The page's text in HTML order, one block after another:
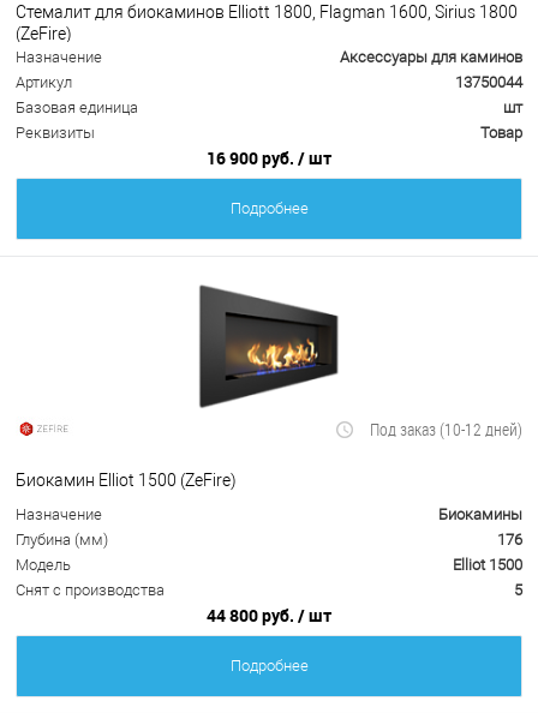
Стемалит для биокаминов Elliott 1800, Flagman 1600, Sirius 1800
(ZeFire)
Назначение
Аксессуары для каминов
Артикул
13750044
Базовая единица
шт
Реквизиты
Товар
16 900 руб. / шт
Подробнее
Под заказ (10-12 дней)
Биокамин Elliot 1500 (ZeFire)
Назначение
Биокамины
Глубина (мм)
176
Модель
Elliot 1500
Снят с производства
5
44 800 руб. / шт
Подробнее